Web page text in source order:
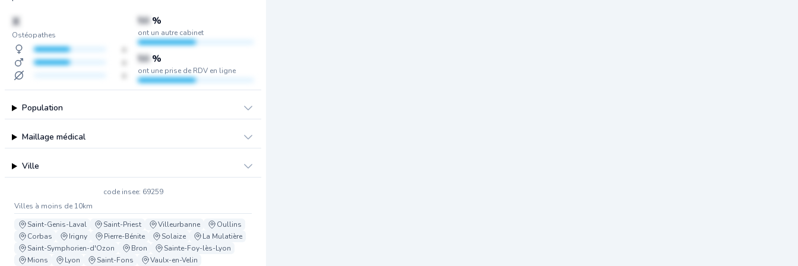
X
Ostéopathes
50 %
ont un autre cabinet
50 %
ont une prise de RDV en ligne
Population
Maillage médical
Ville
code insee: 69259
Villes à moins de 10km
Saint-Genis-Laval
Saint-Priest Villeurbanne
Oullins
Corbas
Irigny Pierre-Bénite Solaize
La Mulatière
Saint-Symphorien-d'Ozon
Bron
Sainte-Foy-lès-Lyon
Mions
Lyon Saint-Fons Vaulx-en-Velin